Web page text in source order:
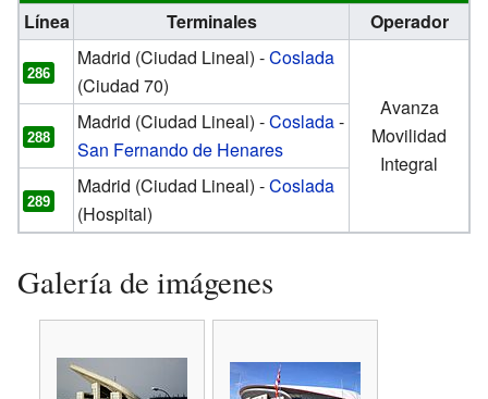
Línea
Terminales Operador
286
Madrid (Ciudad Lineal) -Coslada
(Ciudad 70)
Avanza
Movilidad
Integral
288
Madrid (Ciudad Lineal) -Coslada-
San Fernando de Henares
289
Madrid (Ciudad Lineal) -Coslada
(Hospital)
Galería de imágenes